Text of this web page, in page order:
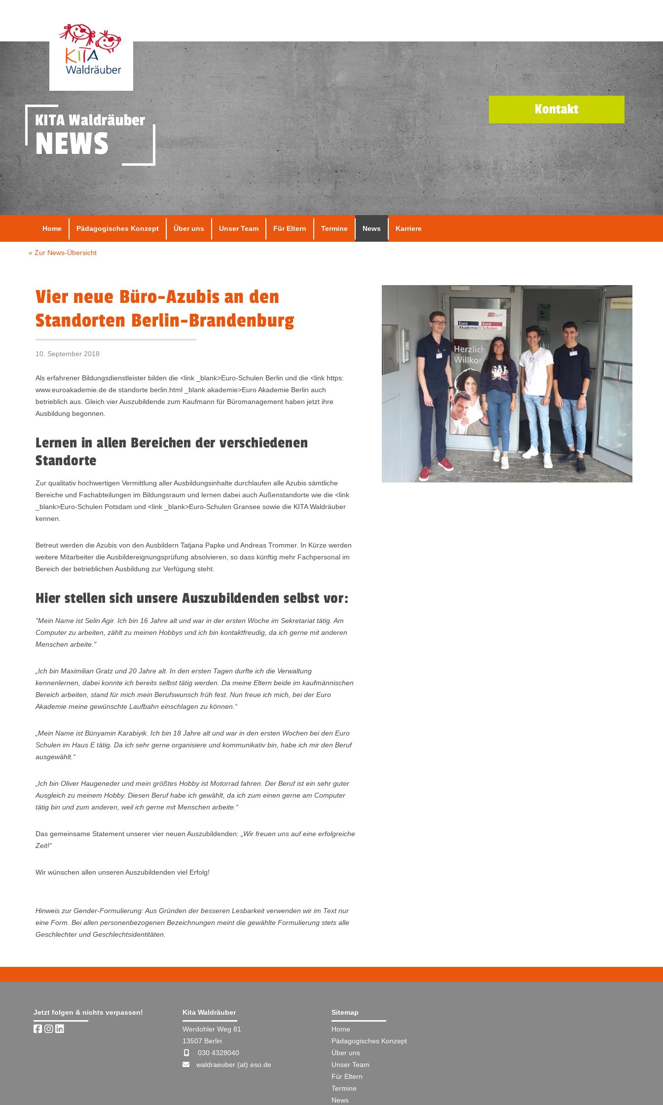
KITA Waldräuber
NEWS
Kontakt
Home Pädagogisches Konzept Über uns Unser Team Für Eltern Termine News Karriere
« Zur News-Übersicht
Vier neue Büro-Azubis an den
Standorten Berlin-Brandenburg
10. September 2018
Als erfahrener Bildungsdienstleister bilden die <link _blank>Euro-Schulen Berlin und die <link https:
www.euroakademie.de de standorte berlin.html _blank akademie>Euro Akademie Berlin auch
betrieblich aus. Gleich vier Auszubildende zum Kaufmann für Büromanagement haben jetzt ihre
Ausbildung begonnen.
Lernen in allen Bereichen der verschiedenen
Standorte
Zur qualitativ hochwertigen Vermittlung aller Ausbildungsinhalte durchlaufen alle Azubis sämtliche
Bereiche und Fachabteilungen im Bildungsraum und lernen dabei auch Außenstandorte wie die <link
_blank>Euro-Schulen Potsdam und <link _blank>Euro-Schulen Gransee sowie die KITA Waldräuber
kennen.
Betreut werden die Azubis von den Ausbildern Tatjana Papke und Andreas Trommer. In Kürze werden
weitere Mitarbeiter die Ausbildereignungsprüfung absolvieren, so dass künftig mehr Fachpersonal im
Bereich der betrieblichen Ausbildung zur Verfügung steht.
Hier stellen sich unsere Auszubildenden selbst vor:
"Mein Name ist Selin Agir. Ich bin 16 Jahre alt und war in der ersten Woche im Sekretariat tätig. Am
Computer zu arbeiten, zählt zu meinen Hobbys und ich bin kontaktfreudig, da ich gerne mit anderen
Menschen arbeite."
„Ich bin Maximilian Gratz und 20 Jahre alt. In den ersten Tagen durfte ich die Verwaltung
kennenlernen, dabei konnte ich bereits selbst tätig werden. Da meine Eltern beide im kaufmännischen
Bereich arbeiten, stand für mich mein Berufswunsch früh fest. Nun freue ich mich, bei der Euro
Akademie meine gewünschte Laufbahn einschlagen zu können.“
„Mein Name ist Bünyamin Karabiyik. Ich bin 18 Jahre alt und war in den ersten Wochen bei den Euro
Schulen im Haus E tätig. Da ich sehr gerne organisiere und kommunikativ bin, habe ich mir den Beruf
ausgewählt.“
„Ich bin Oliver Haugeneder und mein größtes Hobby ist Motorrad fahren. Der Beruf ist ein sehr guter
Ausgleich zu meinem Hobby. Diesen Beruf habe ich gewählt, da ich zum einen gerne am Computer
tätig bin und zum anderen, weil ich gerne mit Menschen arbeite.“
Das gemeinsame Statement unserer vier neuen Auszubildenden:
„Wir freuen uns auf eine erfolgreiche
Zeit!“
Wir wünschen allen unseren Auszubildenden viel Erfolg!
Hinweis zur Gender-Formulierung: Aus Gründen der besseren Lesbarkeit verwenden wir im Text nur
eine Form. Bei allen personenbezogenen Bezeichnungen meint die gewählte Formulierung stets alle
Geschlechter und Geschlechtsidentitäten.
Jetzt folgen & nichts verpassen! Kita Waldräuber
Werdohler Weg 81
13507 Berlin
030 4328040
waldraeuber (at) eso.de
Sitemap
Home
Pädagogisches Konzept
Über uns
Unser Team
Für Eltern
Termine
News